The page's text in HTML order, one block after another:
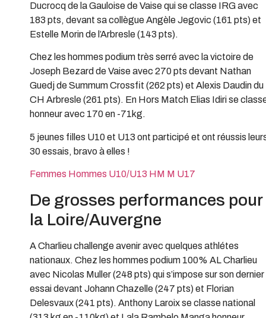
Ducrocq de la Gauloise de Vaise qui se classe IRG avec
183 pts, devant sa collègue Angèle Jegovic (161 pts) et
Estelle Morin de l’Arbresle (143 pts).
Chez les hommes podium très serré avec la victoire de
Joseph Bezard de Vaise avec 270 pts devant Nathan
Guedj de Summum Crossfit (262 pts) et Alexis Daudin du
CH Arbresle (261 pts). En Hors Match Elias Idiri se
honneur avec 170 en -71kg.
5 jeunes filles U10 et U13 ont participé et ont réussis
30 essais, bravo à elles !
Femmes Hommes U10/U13 HM M U17
De grosses performances pour
la Loire/Auvergne
A Charlieu challenge avenir avec quelques athlétes
nationaux. Chez les hommes podium 100% AL Charlieu
avec Nicolas Muller (248 pts) qui s’impose sur son dernier
essai devant Johann Chazelle (247 pts) et Florian
Delesvaux (241 pts). Anthony Laroix se classe national